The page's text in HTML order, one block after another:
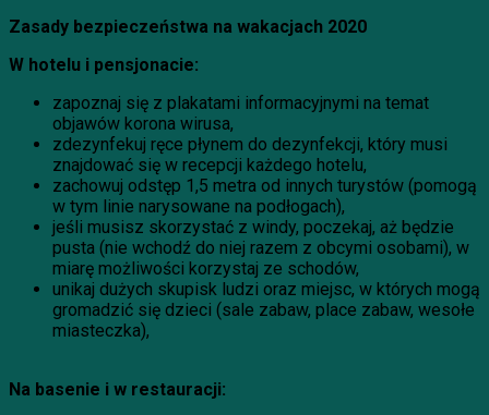
Zasady bezpieczeństwa na wakacjach 2020
W hotelu i pensjonacie:
zapoznaj się z plakatami informacyjnymi na temat
objawów korona wirusa,
zdezynfekuj ręce płynem do dezynfekcji, który musi
znajdować się w recepcji każdego hotelu,
zachowuj odstęp 1,5 metra od innych turystów (pomogą
w tym linie narysowane na podłogach),
jeśli musisz skorzystać z windy, poczekaj, aż będzie
pusta (nie wchodź do niej razem z obcymi osobami), w
miarę możliwości korzystaj ze schodów,
unikaj dużych skupisk ludzi oraz miejsc, w których mogą
gromadzić się dzieci (sale zabaw, place zabaw, wesołe
miasteczka),
Na basenie i w restauracji: